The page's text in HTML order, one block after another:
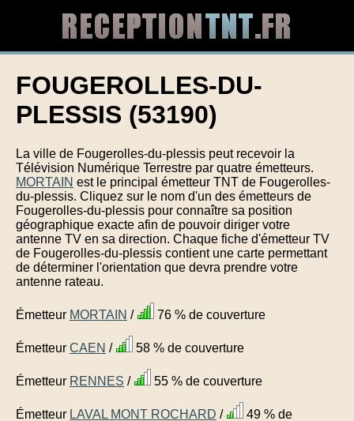
FOUGEROLLES-DU-
PLESSIS (53190)
La ville de Fougerolles-du-plessis peut recevoir la
Télévision Numérique Terrestre par quatre émetteurs.
MORTAIN est le principal émetteur TNT de Fougerolles-
du-plessis. Cliquez sur le nom d'un des émetteurs de
Fougerolles-du-plessis pour connaître sa position
géographique exacte afin de pouvoir diriger votre
antenne TV en sa direction. Chaque fiche d'émetteur TV
de Fougerolles-du-plessis contient une carte permettant
de déterminer l'orientation que devra prendre votre
antenne rateau.
Émetteur MORTAIN / 76 % de couverture
Émetteur CAEN / 58 % de couverture
Émetteur RENNES / 55 % de couverture
Émetteur LAVAL MONT ROCHARD /
49 % de